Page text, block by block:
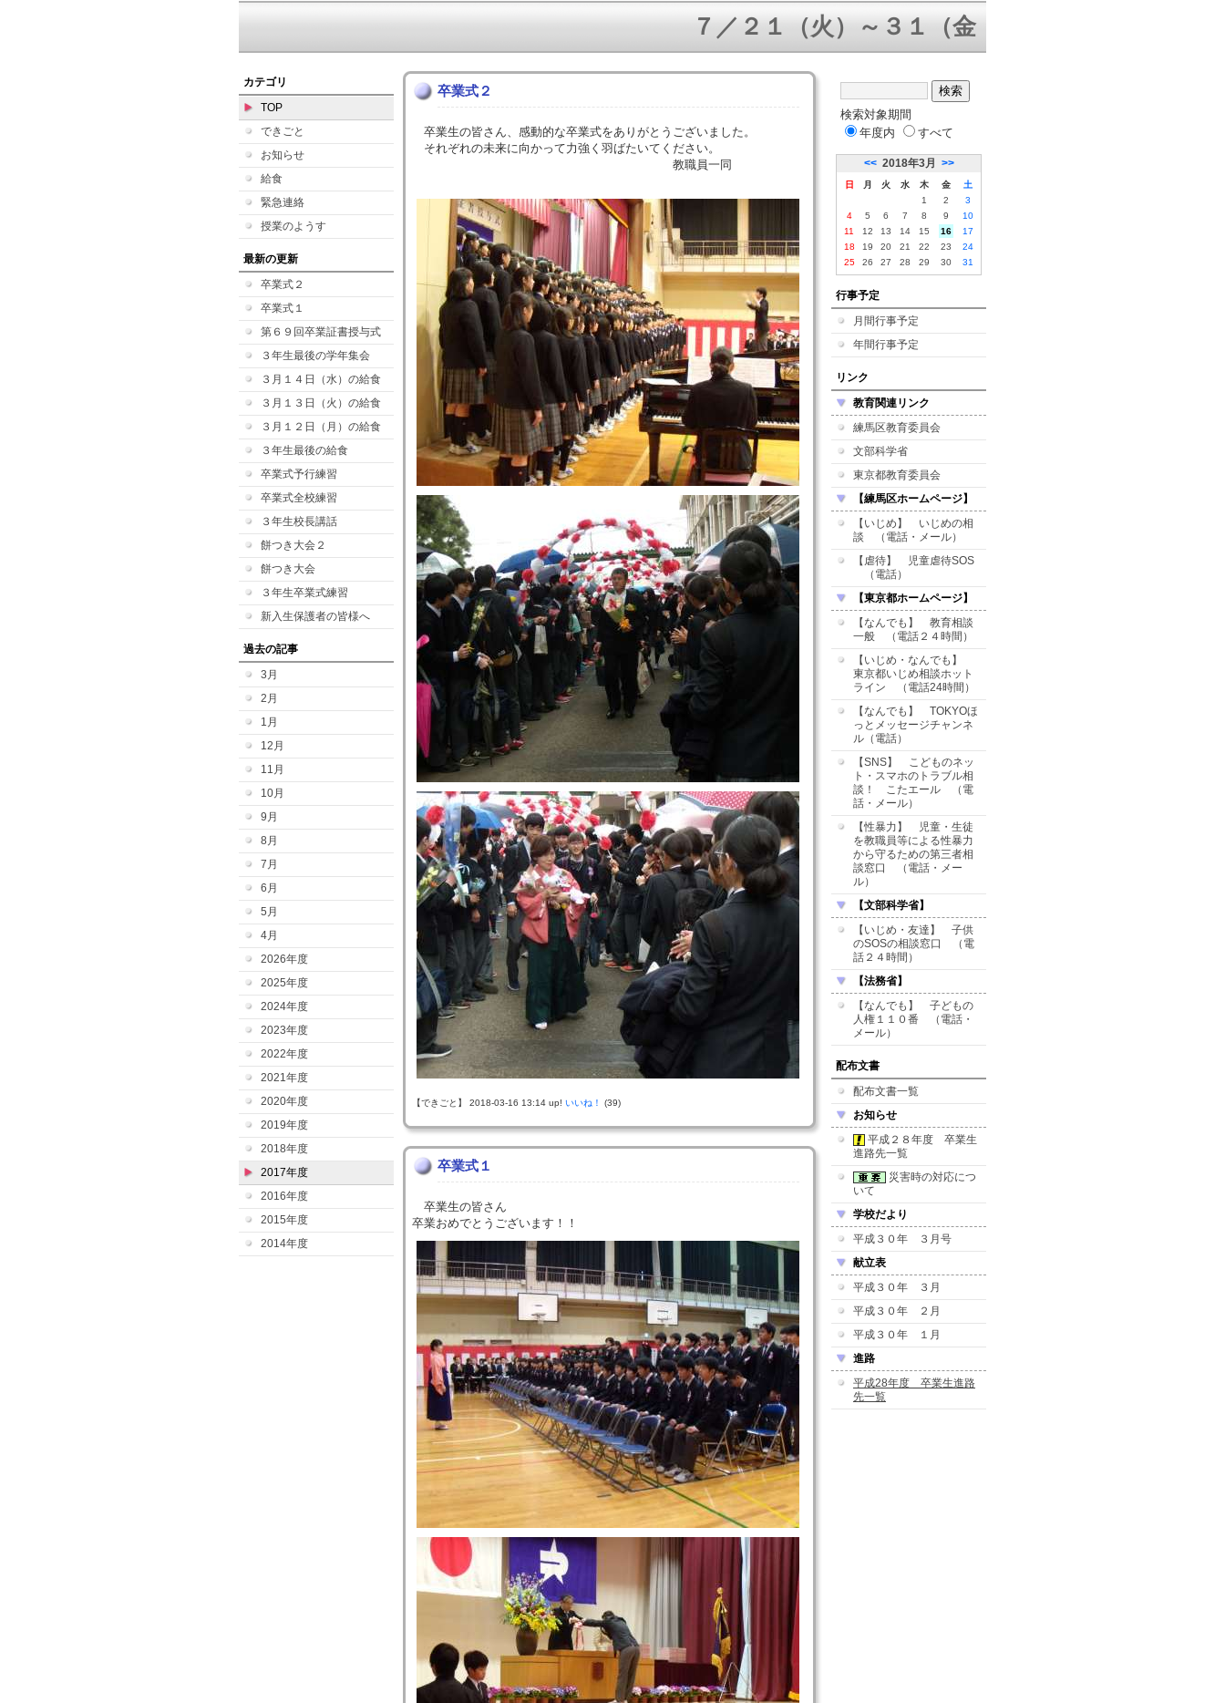
７／２１（火）～３１（金）三者面談 ８／５（
カテゴリ
TOP
できごと
お知らせ
給食
緊急連絡
授業のようす
最新の更新
卒業式２
卒業式１
第６９回卒業証書授与式
３年生最後の学年集会
３月１４日（水）の給食
３月１３日（火）の給食
３月１２日（月）の給食
３年生最後の給食
卒業式予行練習
卒業式全校練習
３年生校長講話
餅つき大会２
餅つき大会
３年生卒業式練習
新入生保護者の皆様へ
過去の記事
3月
2月
1月
12月
11月
10月
9月
8月
7月
6月
5月
4月
2026年度
2025年度
2024年度
2023年度
2022年度
2021年度
2020年度
2019年度
2018年度
2017年度
2016年度
2015年度
2014年度
卒業式２
卒業生の皆さん、感動的な卒業式をありがとうございました。
それぞれの未来に向かって力強く羽ばたいてください。
教職員一同
【できごと】 2018-03-16 13:14 up! いいね！ (39)
卒業式１
卒業生の皆さん
卒業おめでとうございます！！
検索対象期間
年度内
すべて
<< 2018年3月 >>
日 月 火 水 木 金
土
1
2
3
4
5 6 7 8 9
10
11
12 13 14 15 16
17
18
19 20 21 22 23
24
25
26 27 28 29 30 31
行事予定
月間行事予定
年間行事予定
リンク
教育関連リンク
練馬区教育委員会
文部科学省
東京都教育委員会
【練馬区ホームページ】
【いじめ】 いじめの相
談 （電話・メール）
【虐待】 児童虐待SOS
（電話）
【東京都ホームページ】
【なんでも】 教育相談
一般 （電話２４時間）
【いじめ・なんでも】
東京都いじめ相談ホット
ライン （電話24時間）
【なんでも】 TOKYOほ
っとメッセージチャンネ
ル（電話）
【SNS】 こどものネッ
ト・スマホのトラブル相
談！ こたエール （電
話・メール）
【性暴力】 児童・生徒
を教職員等による性暴力
から守るための第三者相
談窓口 （電話・メー
ル）
【文部科学省】
【いじめ・友達】 子供
のSOSの相談窓口 （電
話２４時間）
【法務省】
【なんでも】 子どもの
人権１１０番 （電話・
メール）
配布文書
配布文書一覧
お知らせ
平成２８年度 卒業生
進路先一覧
災害時の対応につ
いて
学校だより
平成３０年 ３月号
献立表
平成３０年 ３月
平成３０年 ２月
平成３０年 １月
進路
平成28年度 卒業生進路
先一覧